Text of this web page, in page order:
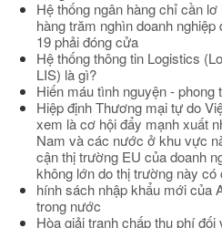
Hệ thống ngân hàng chỉ cần
hàng trăm nghìn doanh
19 phải đóng cửa
Hệ thống thông tin Logistics
LIS) là gì?
Hiến máu tình nguyện - phong
Hiệp định Thương mại tự do
xem là cơ hội đẩy mạnh xuất
Nam và các nước ở khu vực
cận thị trường EU của doanh
không lớn do thị trường này có
hính sách nhập khẩu mới của
trong nước
Hòa giải tranh chấp thu phí